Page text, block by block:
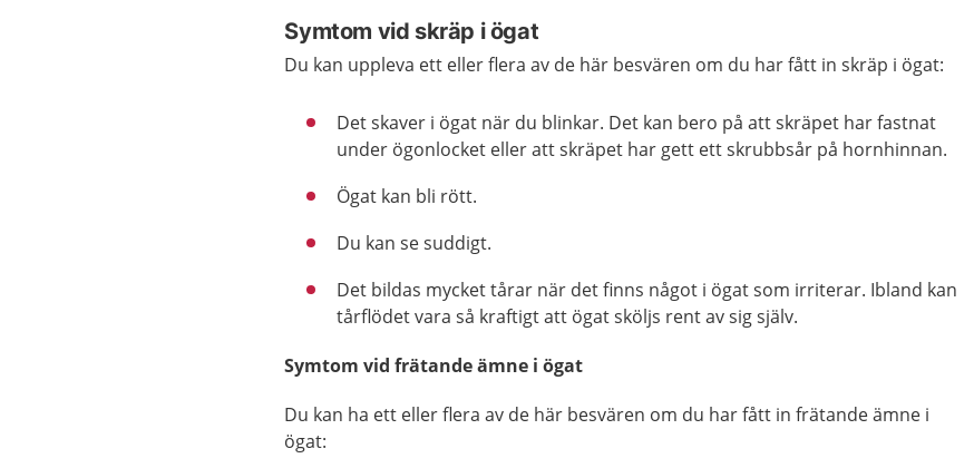
Symtom vid skräp i ögat
Du kan uppleva ett eller flera av de här besvären om du har fått in skräp i ögat:
Det skaver i ögat när du blinkar. Det kan bero på att skräpet har fastnat
under ögonlocket eller att skräpet har gett ett skrubbsår på hornhinnan.
Ögat kan bli rött.
Du kan se suddigt.
Det bildas mycket tårar när det finns något i ögat som irriterar. Ibland kan
tårflödet vara så kraftigt att ögat sköljs rent av sig själv.
Symtom vid frätande ämne i ögat
Du kan ha ett eller flera av de här besvären om du har fått in frätande ämne i
ögat: